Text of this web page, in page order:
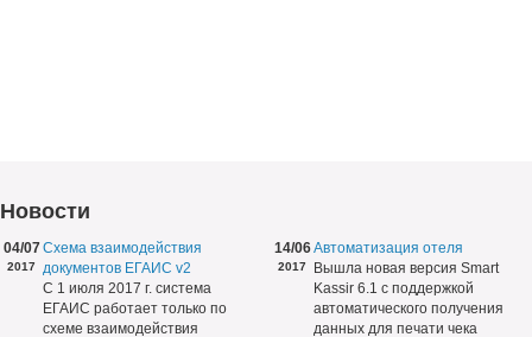
Новости
04/07
2017
Схема взаимодействия
документов ЕГАИС v2
С 1 июля 2017 г. система
ЕГАИС работает только по
схеме взаимодействия
14/06
2017
Автоматизация отеля
Вышла новая версия Smart
Kassir 6.1 с поддержкой
автоматического получения
данных для печати чека